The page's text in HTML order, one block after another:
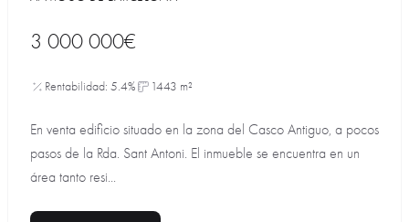
3 000 000€
Rentabilidad: 5.4% 1443 m²
En venta edificio situado en la zona del Casco Antiguo, a pocos
pasos de la Rda. Sant Antoni. El inmueble se encuentra en un
área tanto resi...